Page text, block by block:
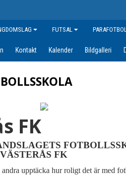
FUTSAL
Kontakt Kalender Bildgalleri
FK
FK
upptäcka hur roligt det är med